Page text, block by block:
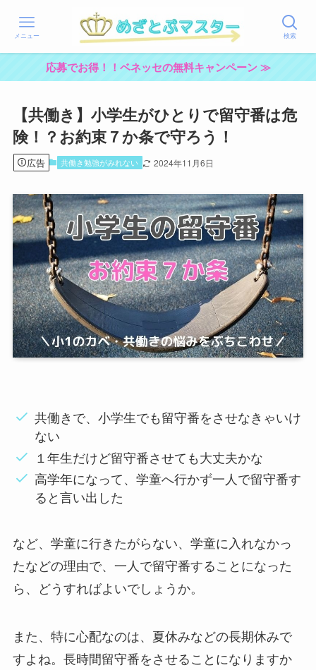
検索
メニュー
応募でお得！！ベネッセの無料キャンペーン ≫
【共働き】小学生がひとりで留守番は危
険！？お約束７か条で守ろう！
広告 共働き勉強がみれない 2024年11月6日
共働きで、小学生でも留守番をさせなきゃいけ
ない
１年生だけど留守番させても大丈夫かな
高学年になって、学童へ行かず一人で留守番す
ると言い出した
など、学童に行きたがらない、学童に入れなかっ
たなどの理由で、一人で留守番することになった
ら、どうすればよいでしょうか。
また、特に心配なのは、夏休みなどの長期休みで
すよね。長時間留守番をさせることになりますか